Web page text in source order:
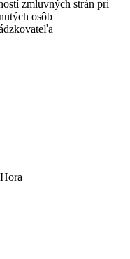
zmluvných strán pri
osôb